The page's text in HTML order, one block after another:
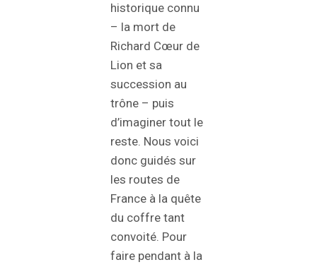
historique connu
– la mort de
Richard Cœur de
Lion et sa
succession au
trône – puis
d’imaginer tout le
reste. Nous voici
donc guidés sur
les routes de
France à la quête
du coffre tant
convoité. Pour
faire pendant à la